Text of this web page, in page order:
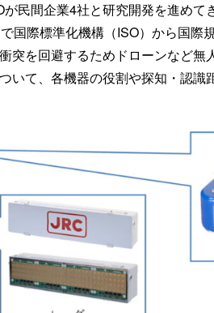
が民間企業4社と研究開発を進めて
国際標準化機構（ISO）から国際
突を回避するためドローンなど無
いて、各機器の役割や探知・認識